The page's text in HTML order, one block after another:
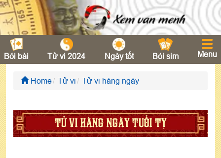
Bói bài Tử vi 2024 Ngày tốt Bói sim Menu
Home Tử vi Tử vi hàng ngày
TỬ VI HÀNG NGÀY TUỔI TỴ